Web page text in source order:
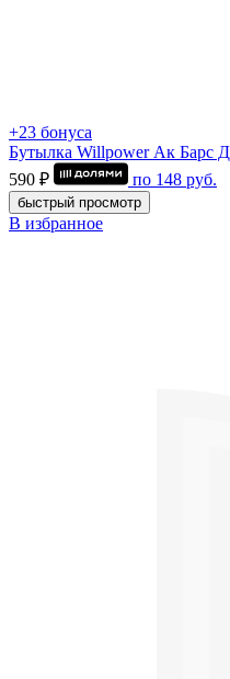
+23 бонуса
Бутылка Willpower Ак Барс
590 ₽
по 148 руб.
быстрый просмотр
В избранное